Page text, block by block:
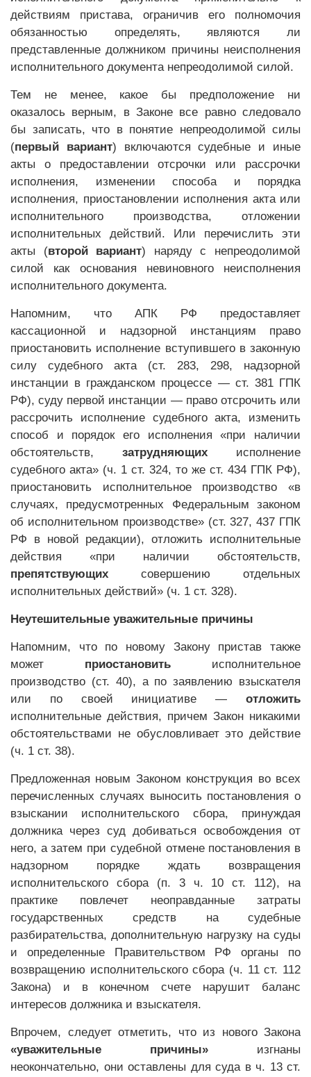
действиям пристава, ограничив его полномочия
обязанностью определять, являются ли
представленные должником причины неисполнения
исполнительного документа непреодолимой силой.
Тем не менее, какое бы предположение ни
оказалось верным, в Законе все равно следовало
бы записать, что в понятие непреодолимой силы
(первый вариант) включаются судебные и иные
акты о предоставлении отсрочки или рассрочки
исполнения, изменении способа и порядка
исполнения, приостановлении исполнения акта или
исполнительного производства, отложении
исполнительных действий. Или перечислить эти
акты (второй вариант) наряду с непреодолимой
силой как основания невиновного неисполнения
исполнительного документа.
Напомним, что АПК РФ предоставляет
кассационной и надзорной инстанциям право
приостановить исполнение вступившего в законную
силу судебного акта (ст. 283, 298, надзорной
инстанции в гражданском процессе — ст. 381 ГПК
РФ), суду первой инстанции — право отсрочить или
рассрочить исполнение судебного акта, изменить
способ и порядок его исполнения «при наличии
обстоятельств, затрудняющих исполнение
судебного акта» (ч. 1 ст. 324, то же ст. 434 ГПК РФ),
приостановить исполнительное производство «в
случаях, предусмотренных Федеральным законом
об исполнительном производстве» (ст. 327, 437 ГПК
РФ в новой редакции),отложить исполнительные
действия «при наличии обстоятельств,
препятствующих совершению отдельных
исполнительных действий» (ч. 1 ст. 328).
Неутешительные уважительные причины
Напомним, что по новому Закону пристав также
может приостановить исполнительное
производство (ст. 40), а по заявлению взыскателя
или по своей инициативе — отложить
исполнительные действия, причем Закон никакими
обстоятельствами не обусловливает это действие
(ч. 1 ст. 38).
Предложенная новым Законом конструкция во всех
перечисленных случаях выносить постановления о
взыскании исполнительского сбора, принуждая
должника через суд добиваться освобождения от
него, а затем при судебной отмене постановления в
надзорном порядке ждать возвращения
исполнительского сбора (п. 3 ч. 10 ст. 112), на
практике повлечет неоправданные затраты
государственных средств на судебные
разбирательства, дополнительную нагрузку на суды
и определенные Правительством РФ органы по
возвращению исполнительского сбора (ч. 11 ст. 112
Закона) и в конечном счете нарушит баланс
интересов должника и взыскателя.
Впрочем, следует отметить, что из нового Закона
«уважительные причины» изгнаны
неокончательно, они оставлены для суда в ч. 13 ст.